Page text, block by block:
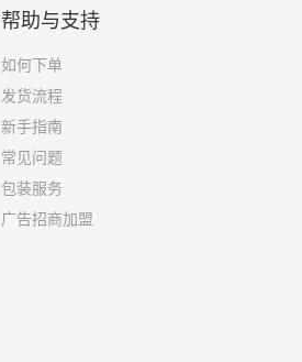
帮助与支持
如何下单
发货流程
新手指南
常见问题
包装服务
广告招商加盟